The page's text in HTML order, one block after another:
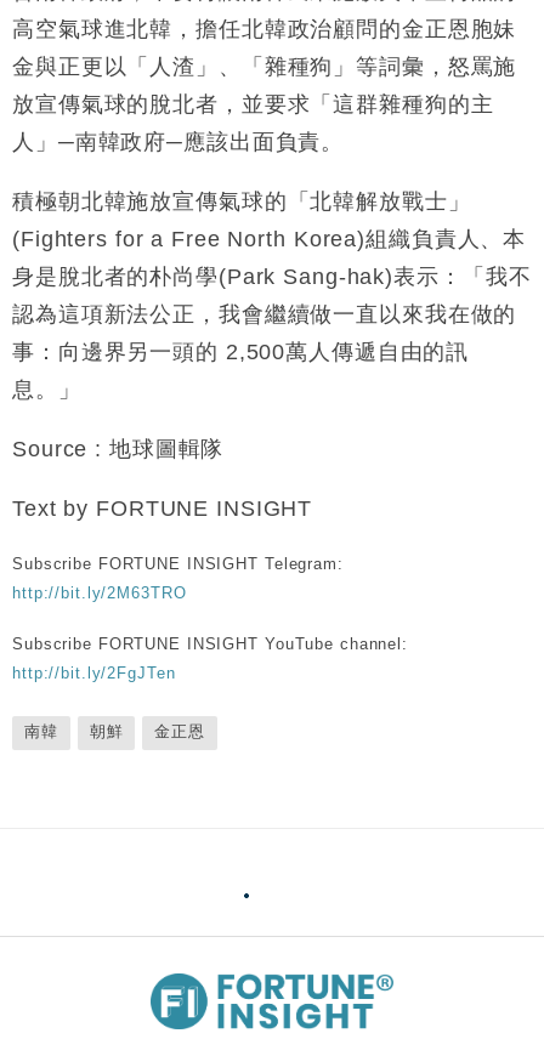
高空氣球進北韓，擔任北韓政治顧問的金正恩胞妹
金與正更以「人渣」、「雜種狗」等詞彙，怒罵施
放宣傳氣球的脫北者，並要求「這群雜種狗的主
人」─南韓政府─應該出面負責。
積極朝北韓施放宣傳氣球的「北韓解放戰士」
(Fighters for a Free North Korea)組織負責人、本
身是脫北者的朴尚學(Park Sang-hak)表示：「我不
認為這項新法公正，我會繼續做一直以來我在做的
事：向邊界另一頭的 2,500萬人傳遞自由的訊
息。」
Source : 地球圖輯隊
Text by FORTUNE INSIGHT
Subscribe FORTUNE INSIGHT Telegram:
http://bit.ly/2M63TRO
Subscribe FORTUNE INSIGHT YouTube channel:
http://bit.ly/2FgJTen
南韓 朝鮮 金正恩